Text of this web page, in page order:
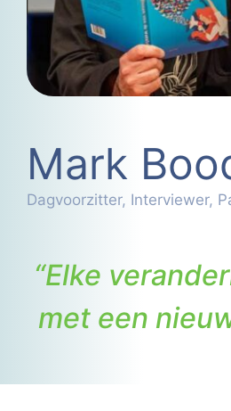
Mark
Dagvoorzitter, Interviewer,
“Elke
met een